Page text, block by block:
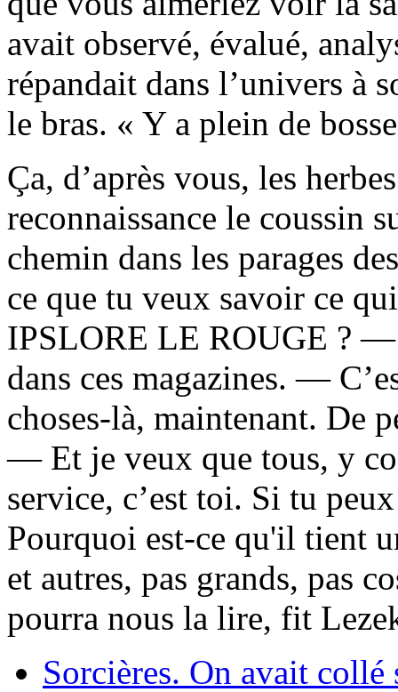
avait observé, évalué,
répandait dans l’univers à
le bras. « Y a plein de
Ça, d’après vous, les
reconnaissance le coussin
chemin dans les parages
ce que tu veux savoir ce
IPSLORE LE ROUGE ? —
dans ces magazines. —
choses-là, maintenant. De
— Et je veux que tous, y
service, c’est toi. Si tu
Pourquoi est-ce qu'il tient
et autres, pas grands, pas
pourra nous la lire, fit
Sorcières. On avait collé